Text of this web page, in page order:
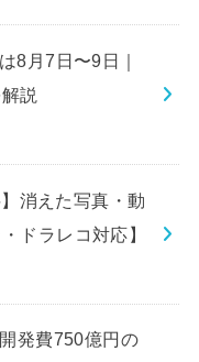
8月7日〜9日｜
説
消えた写真・動
ドラレコ対応】
発費750億円の